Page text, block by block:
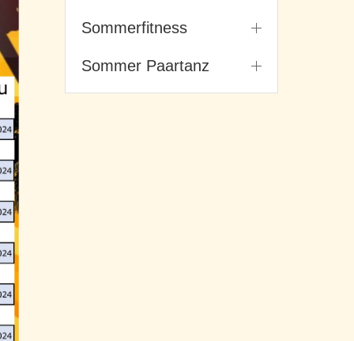
Sommerfitness
Sommer Paartanz